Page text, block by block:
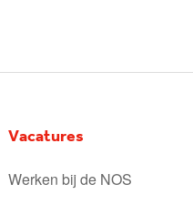
Vacatures
Werken bij de NOS